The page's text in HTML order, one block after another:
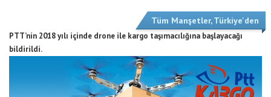
Tüm Manşetler,Türkiye'den
PTT’nin 2018 yılı içinde drone ile kargo taşımacılığına başlayacağı
bildirildi.